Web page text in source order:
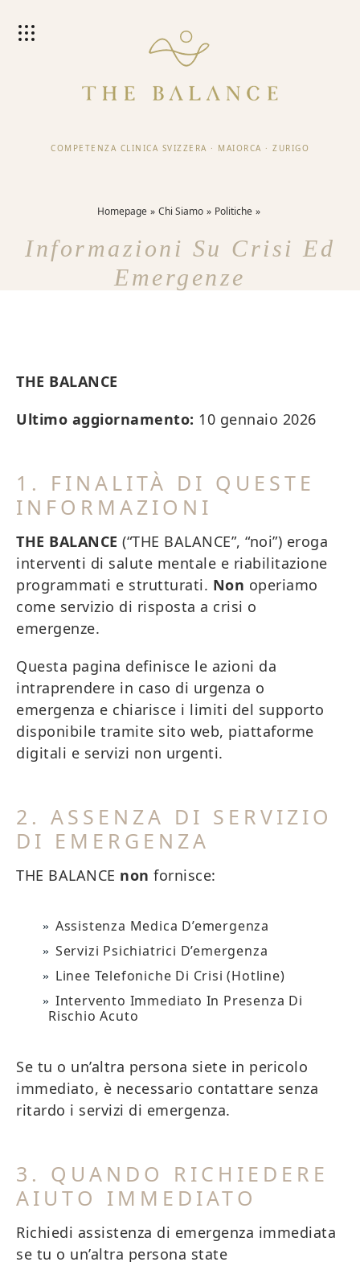
COMPETENZA CLINICA SVIZZERA · MAIORCA · ZURIGO
Homepage Chi Siamo Politiche
Informazioni Su Crisi Ed
Emergenze
THE BALANCE
Ultimo aggiornamento: 10 gennaio 2026
1. FINALITÀ DI QUESTE
INFORMAZIONI
THE BALANCE (“THE BALANCE”, “noi”) eroga
interventi di salute mentale e riabilitazione
programmati e strutturati. Non operiamo
come servizio di risposta a crisi o
emergenze.
Questa pagina definisce le azioni da
intraprendere in caso di urgenza o
emergenza e chiarisce i limiti del supporto
disponibile tramite sito web, piattaforme
digitali e servizi non urgenti.
2. ASSENZA DI SERVIZIO
DI EMERGENZA
THE BALANCE non fornisce:
Assistenza Medica D’emergenza
Servizi Psichiatrici D’emergenza
Linee Telefoniche Di Crisi (hotline)
Intervento Immediato In Presenza Di
Rischio Acuto
Se tu o un’altra persona siete in pericolo
immediato, è necessario contattare senza
ritardo i servizi di emergenza.
3. QUANDO RICHIEDERE
AIUTO IMMEDIATO
Richiedi assistenza di emergenza immediata
se tu o un’altra persona state